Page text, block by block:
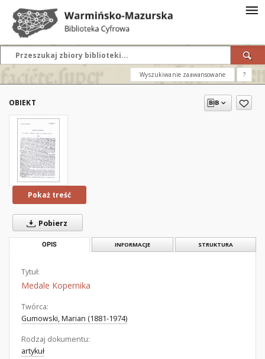
Wyszukiwanie zaawansowane ?
OBIEKT
Pokaż treść
Pobierz
OPIS INFORMACJE STRUKTURA
Tytuł:
Medale Kopernika
Twórca:
Gumowski, Marian (1881-1974)
Rodzaj dokumentu:
artykuł